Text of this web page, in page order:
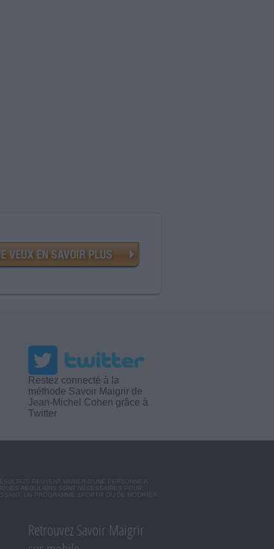
Restez connecté à la
méthode Savoir Maigrir de
Jean-Michel Cohen grâce à
Twitter
PEUVENT VARIER D'UNE PERSONNE A
RÉGULIERS SONT NÉCESSAIRES POUR
UN PROGRAMME SPORTIF OU DE MODIFIER
Retrouvez Savoir Maigrir